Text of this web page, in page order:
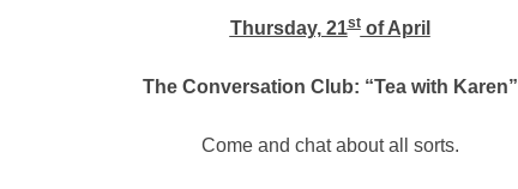
Thursday, 21stof April
The Conversation Club: “Tea with Karen”
Come and chat about all sorts.